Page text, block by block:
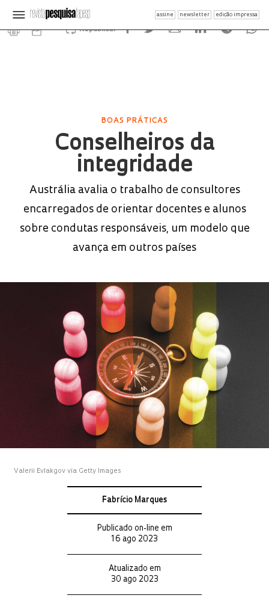
assine newsletter edição impressa
Republicar
BOAS PRÁTICAS
Conselheiros da
integridade
Austrália avalia o trabalho de consultores
encarregados de orientar docentes e alunos
sobre condutas responsáveis, um modelo que
avança em outros países
Valerii Evlakgov via Getty Images
Fabrício Marques
Publicado on-line em
16 ago 2023
Atualizado em
30 ago 2023